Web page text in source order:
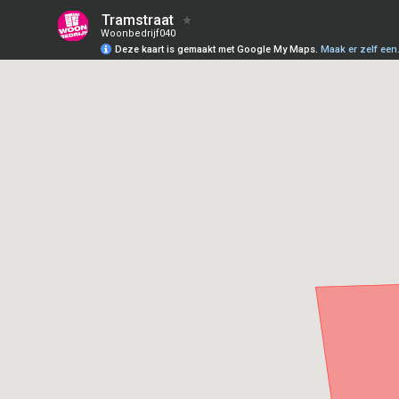
Tramstraat
Woonbedrijf040
Deze kaart is gemaakt met Google My Maps. Maak er zelf een.